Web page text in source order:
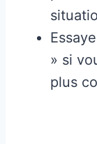
» si
plus